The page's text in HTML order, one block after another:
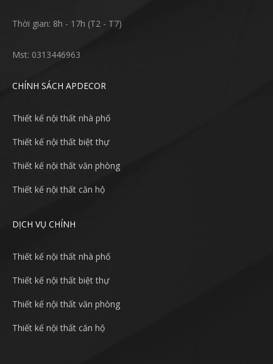
Thời gian: 8h - 17h (T2 - T7)
Mst: 0313446963
CHÍNH SÁCH APDECOR
Thiết kế nội thất nhà phố
Thiết kế nội thất biệt thự
Thiết kế nội thất văn phòng
Thiết kế nội thất căn hộ
DỊCH VỤ CHÍNH
Thiết kế nội thất nhà phố
Thiết kế nội thất biệt thự
Thiết kế nội thất văn phòng
Thiết kế nội thất căn hộ